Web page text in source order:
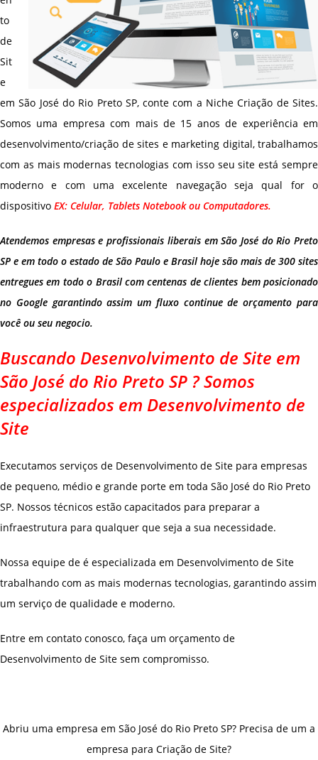
to
de
Sit
e
em São José do Rio Preto SP, conte com a Niche Criação de Sites.
Somos uma empresa com mais de 15 anos de experiência em
desenvolvimento/criação de sites e marketing digital, trabalhamos
com as mais modernas tecnologias com isso seu site está sempre
moderno e com uma excelente navegação seja qual for o
dispositivo EX: Celular, Tablets Notebook ou Computadores.
Atendemos empresas e profissionais liberais em São José do Rio Preto
SP e em todo o estado de São Paulo e Brasil hoje são mais de 300 sites
entregues em todo o Brasil com centenas de clientes bem posicionado
no Google garantindo assim um fluxo continue de orçamento para
você ou seu negocio.
Buscando Desenvolvimento de Site em
São José do Rio Preto SP ? Somos
especializados em Desenvolvimento de
Site
Executamos serviços de Desenvolvimento de Site para empresas
de pequeno, médio e grande porte em toda São José do Rio Preto
SP. Nossos técnicos estão capacitados para preparar a
infraestrutura para qualquer que seja a sua necessidade.
Nossa equipe de é especializada em Desenvolvimento de Site
trabalhando com as mais modernas tecnologias, garantindo assim
um serviço de qualidade e moderno.
Entre em contato conosco, faça um orçamento de
Desenvolvimento de Site sem compromisso.
Abriu uma empresa em São José do Rio Preto SP? Precisa de um a
empresa para Criação de Site?